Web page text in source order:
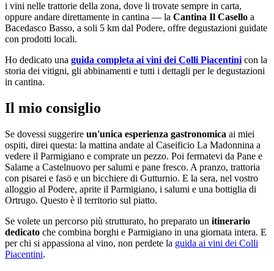
i vini nelle trattorie della zona, dove li trovate sempre in carta,
oppure andare direttamente in cantina — la Cantina Il Casello a
Bacedasco Basso, a soli 5 km dal Podere, offre degustazioni guidate
con prodotti locali.
Ho dedicato una guida completa ai vini dei Colli Piacentini con la
storia dei vitigni, gli abbinamenti e tutti i dettagli per le degustazioni
in cantina.
Il mio consiglio
Se dovessi suggerire un'unica esperienza gastronomica ai miei
ospiti, direi questa: la mattina andate al Caseificio La Madonnina a
vedere il Parmigiano e comprate un pezzo. Poi fermatevi da Pane e
Salame a Castelnuovo per salumi e pane fresco. A pranzo, trattoria
con pisarei e fasö e un bicchiere di Gutturnio. E la sera, nel vostro
alloggio al Podere, aprite il Parmigiano, i salumi e una bottiglia di
Ortrugo. Questo è il territorio sul piatto.
Se volete un percorso più strutturato, ho preparato un itinerario
dedicato che combina borghi e Parmigiano in una giornata intera. E
per chi si appassiona al vino, non perdete la guida ai vini dei Colli
Piacentini.